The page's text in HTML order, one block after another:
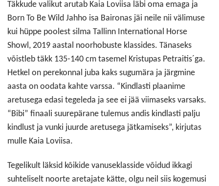
Täkkude valikut arutab Kaia Loviisa läbi oma emaga ja
Born To Be Wild Jahho isa Baironas jäi neile nii välimuse
kui hüppe poolest silma Tallinn International Horse
Showl, 2019 aastal noorhobuste klassides. Tänaseks
võistleb täkk 135-140 cm tasemel Kristupas Petraitis´ga.
Hetkel on perekonnal juba kaks sugumära ja järgmine
aasta on oodata kahte varssa. “Kindlasti plaanime
aretusega edasi tegeleda ja see ei jää viimaseks varsaks.
“Bibi” finaali suurepärane tulemus andis kindlasti palju
kindlust ja vunki juurde aretusega jätkamiseks”, kirjutas
mulle Kaia Loviisa.
Tegelikult läksid kõikide vanuseklasside võidud ikkagi
suhteliselt noorte aretajate kätte, olgu neil siis kogemusi